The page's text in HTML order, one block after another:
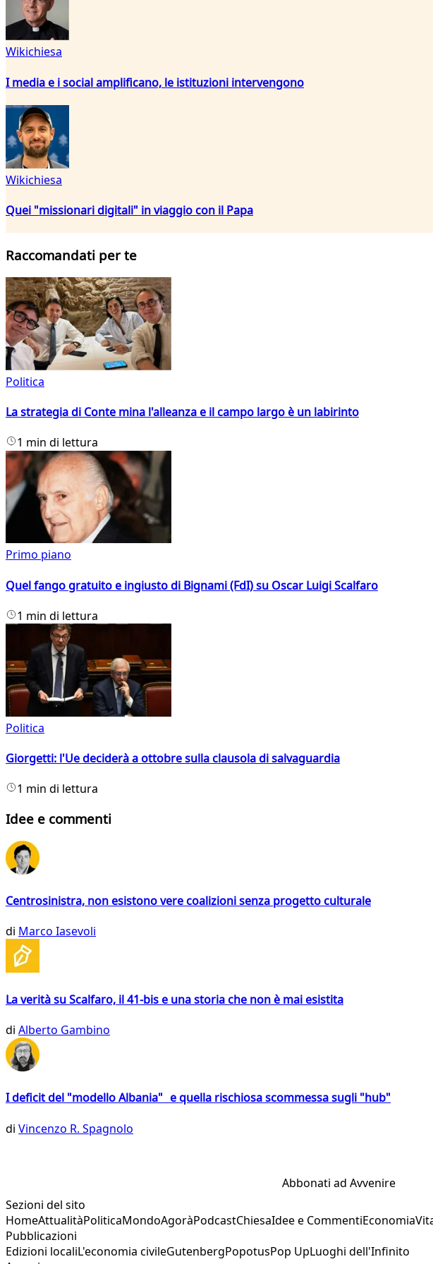
Wikichiesa
I media e i social amplificano, le istituzioni intervengono
Wikichiesa
Quei "missionari digitali" in viaggio con il Papa
Raccomandati per te
Politica
La strategia di Conte mina l'alleanza e il campo largo è un labirinto
1 min di lettura
Primo piano
Quel fango gratuito e ingiusto di Bignami (FdI) su Oscar Luigi Scalfaro
1 min di lettura
Politica
Giorgetti: l'Ue deciderà a ottobre sulla clausola di salvaguardia
1 min di lettura
Idee e commenti
Centrosinistra, non esistono vere coalizioni senza progetto culturale
di Marco Iasevoli
La verità su Scalfaro, il 41-bis e una storia che non è mai esistita
di Alberto Gambino
I deficit del "modello Albania" e quella rischiosa scommessa sugli "hub"
di Vincenzo R. Spagnolo
Abbonati ad Avvenire
Sezioni del sito
HomeAttualitàPoliticaMondoAgoràPodcastChiesaIdee e CommentiEconomia
Pubblicazioni
Edizioni localiL'economia civileGutenbergPopotusPop UpLuoghi dell'Infinito